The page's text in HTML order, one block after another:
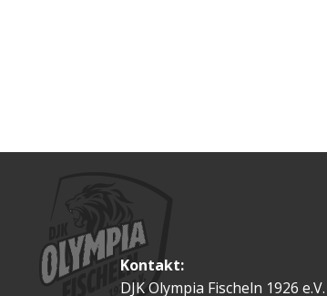
Kontakt:
DJK Olympia Fischeln 1926 e.V.